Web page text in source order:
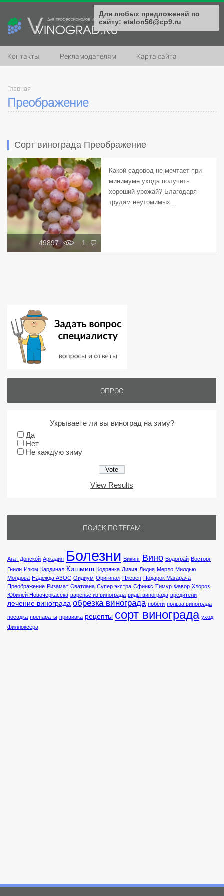
Контакты Рекламодателям Карта сайта
Главная
Преображение
Сорт винограда Преображение
1
49897
Какой садовод не мечтает при
минимуме ухода получить
хороший урожай? Благодаря
трудам неутомимых...
ОПРОС
Укрываете ли вы виноград на зиму?
Да
Нет
Не каждую зиму
View Results
ПОИСК ПО ТЕГАМ
Агат Донской Аркадия Болезни Викинг Вино Водограй Восторг
Гнили Изюм Кардинал Кишмиш Кодрянка Ливия Лидия Мерло Милдью
Молдова Надежда АЗОС Оидиум Оригинал Плевен Подарок Магарача
Преображение Ризамат Сватлана Супер экстра Сфинкс Тимур Фавор Хлороз
Юбилей Новочеркасска варенье из винограда виды винограда вредители
лечение винограда обрезка винограда побеги польза винограда
посадка препараты прививка рецепты сорт винограда уход
филлоксера
Для любых предложений по
сайту: etalon56@cp9.ru